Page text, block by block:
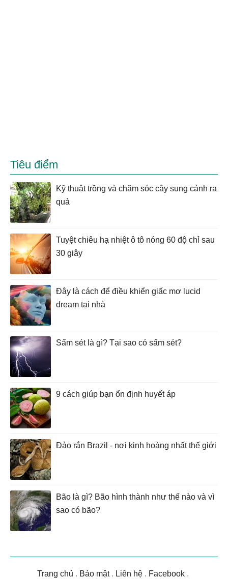
Tiêu điểm
Kỹ thuật trồng và chăm sóc cây sung cảnh ra
quả
Tuyệt chiêu hạ nhiệt ô tô nóng 60 độ chỉ sau
30 giây
Đây là cách để điều khiển giấc mơ lucid
dream tại nhà
Sấm sét là gì? Tại sao có sấm sét?
9 cách giúp bạn ổn định huyết áp
Đảo rắn Brazil - nơi kinh hoàng nhất thế giới
Bão là gì? Bão hình thành như thế nào và vì
sao có bão?
Trang chủ . Bảo mật. Liên hệ . Facebook .